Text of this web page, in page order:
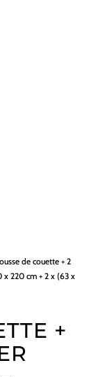
de couette + 2
x 220 cm + 2 x (63 x
+